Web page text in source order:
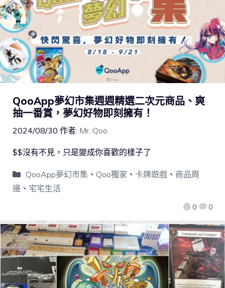
QooApp夢幻市集週週精選二次元商品、爽
抽一番賞，夢幻好物即刻擁有！
2024/08/30 作者: Mr. Qoo
0 0
$$沒有不見，只是變成你喜歡的樣子了
QooApp夢幻市集、 Qoo獨家 、 卡牌遊戲、 商品周
邊 、 宅宅生活